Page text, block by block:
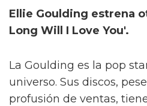
Ellie Goulding estrena
Long Will I Love You'.
La Goulding es la pop
universo. Sus discos,
profusión de ventas,